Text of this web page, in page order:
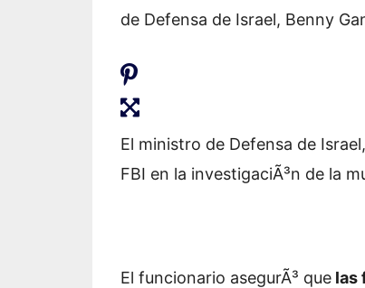
de Defensa de Israel, Benny
El ministro de Defensa de
FBI en la investigaciÃ³n de la
El funcionario asegurÃ³ que las